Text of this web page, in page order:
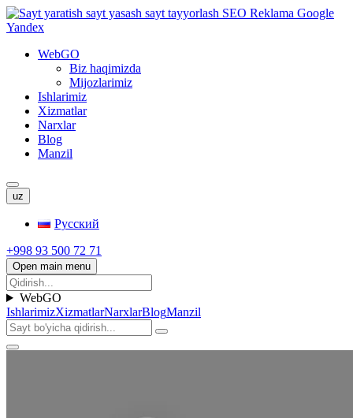
WebGO
Biz haqimizda
Mijozlarimiz
Ishlarimiz
Xizmatlar
Narxlar
Blog
Manzil
uz
Русский
+998 93 500 72 71
Open main menu
WebGO
IshlarimizXizmatlarNarxlarBlogManzil